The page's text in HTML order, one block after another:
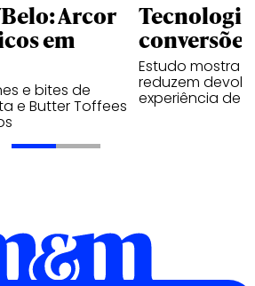
Arcor
em
e bites de
e Butter Toffees
Estudo mostra
reduzem
experiência de